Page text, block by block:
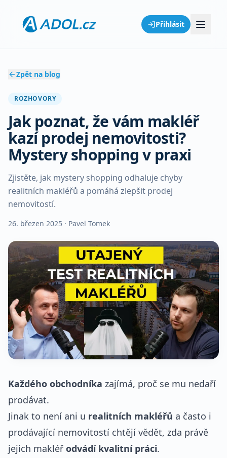
Přihlásit
Zpět na blog
ROZHOVORY
Jak poznat, že vám makléř
kazí prodej nemovitosti?
Mystery shopping v praxi
Zjistěte, jak mystery shopping odhaluje chyby
realitních makléřů a pomáhá zlepšit prodej
nemovitostí.
26. březen 2025 · Pavel Tomek
Každého obchodníka zajímá, proč se mu nedaří
prodávat.
Jinak to není ani u realitních makléřů a často i
prodávající nemovitostí chtějí vědět, zda právě
jejich makléřodvádí kvalitní práci.